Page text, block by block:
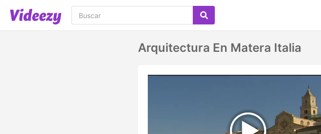
Arquitectura En Matera Italia